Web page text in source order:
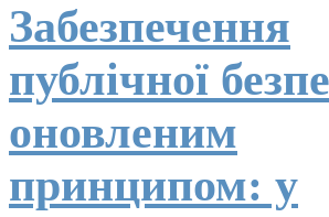
Забезпечення
публічної
оновленим
принципом: у